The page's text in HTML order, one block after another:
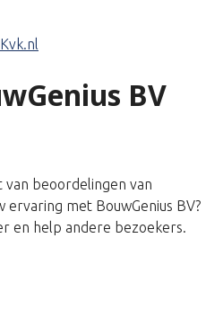
BV
beoordelingen van
ervaring met BouwGenius BV?
en help andere bezoekers.